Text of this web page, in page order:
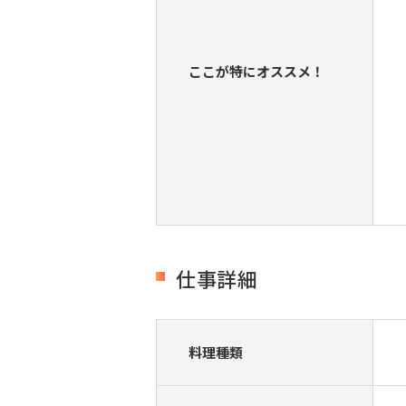
ここが特にオススメ！
仕事詳細
料理種類